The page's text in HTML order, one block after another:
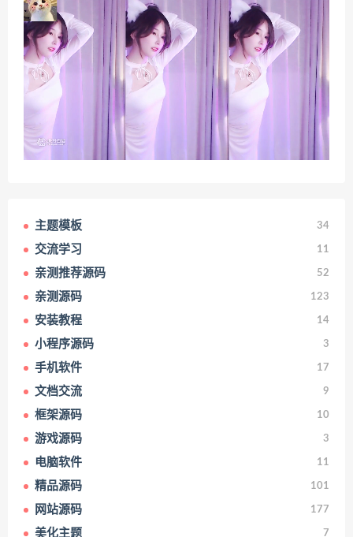
主题模板 34
交流学习 11
亲测推荐源码 52
亲测源码 123
安装教程 14
小程序源码 3
手机软件 17
文档交流 9
框架源码 10
游戏源码 3
电脑软件 11
精品源码 101
网站源码 177
美化主题 7